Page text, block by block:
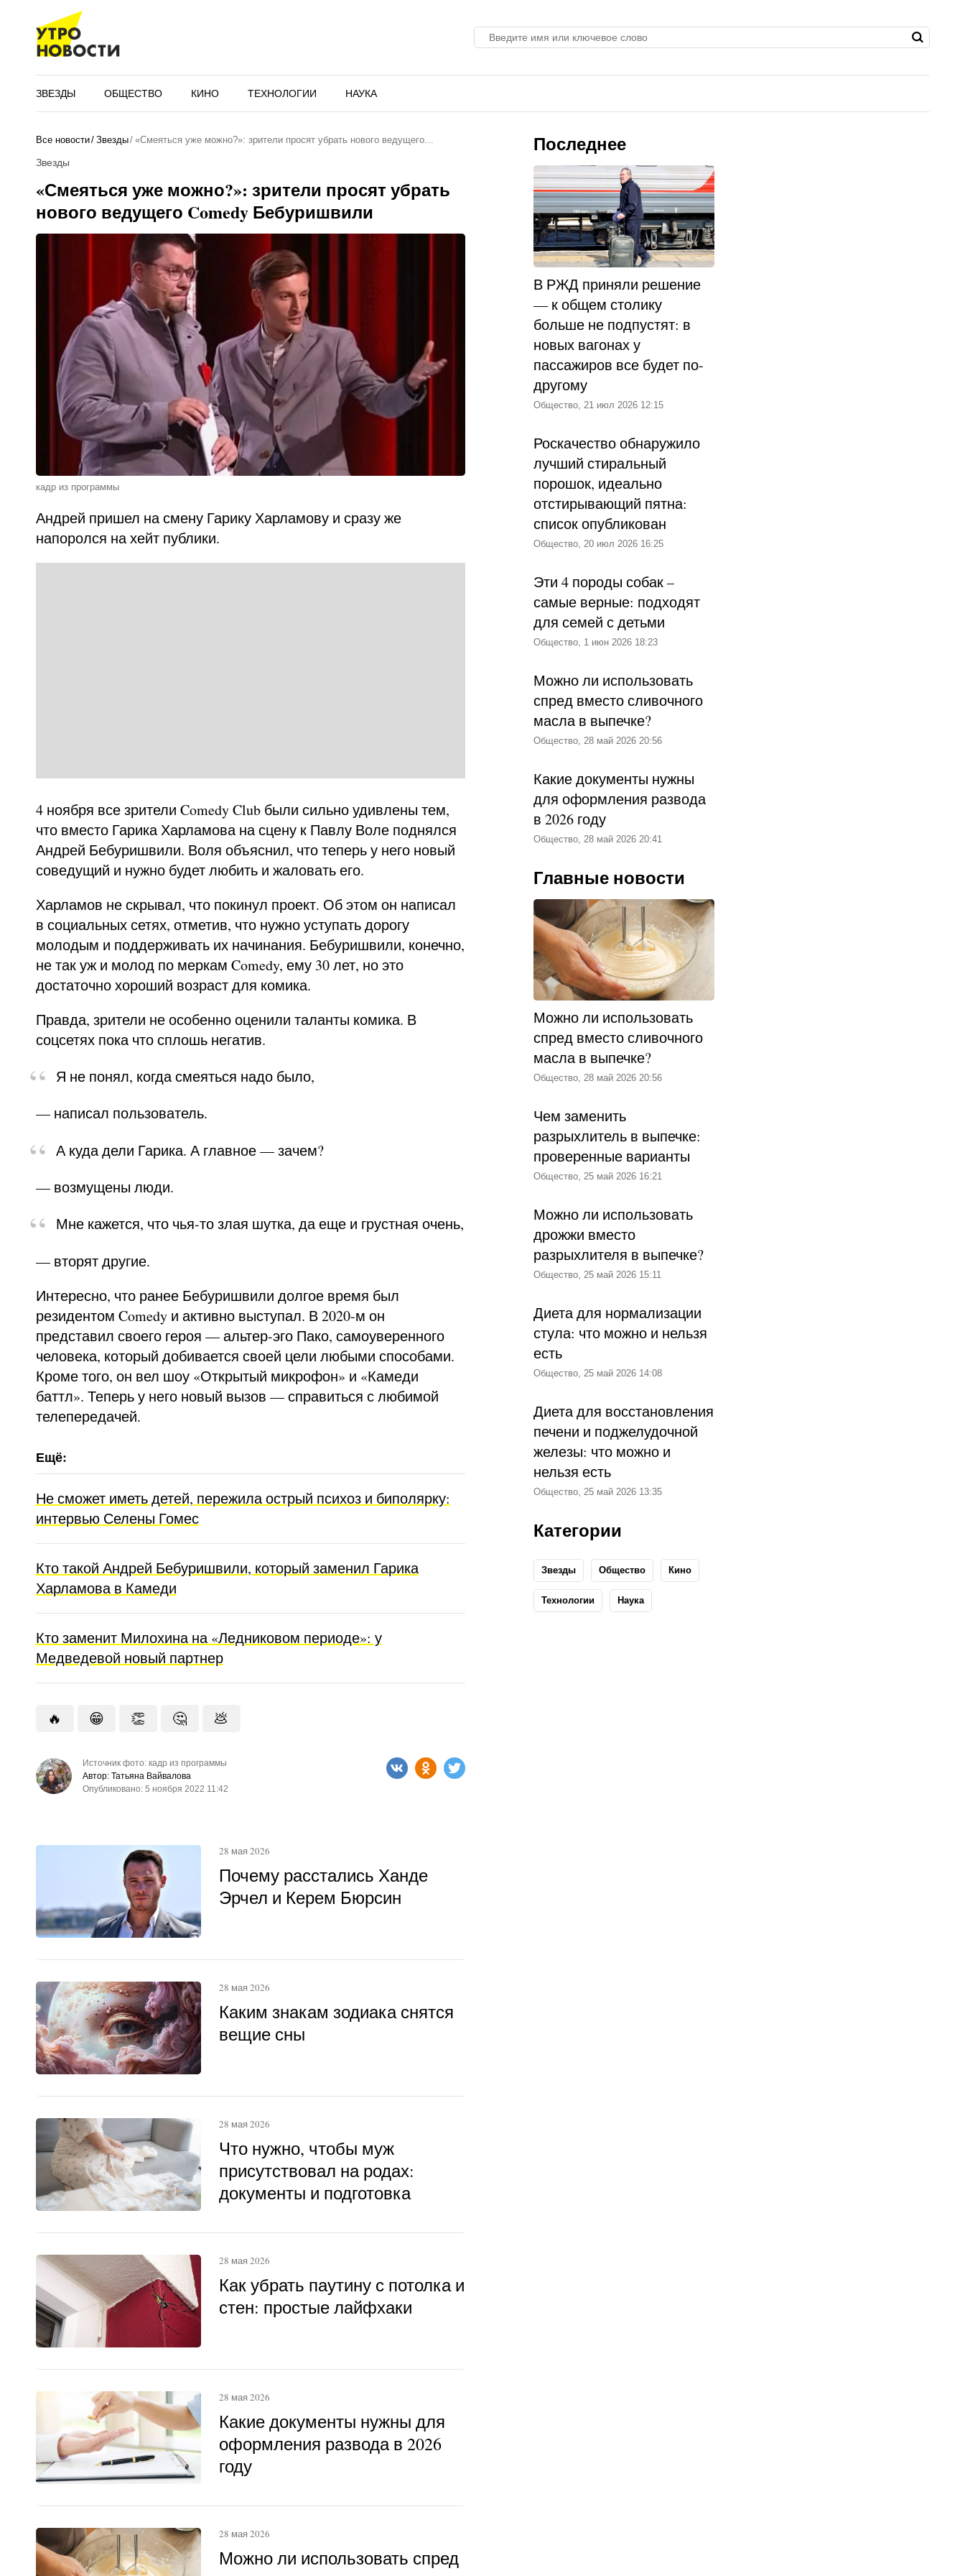
ЗВЕЗДЫ ОБЩЕСТВО КИНО ТЕХНОЛОГИИ НАУКА
Все новости Звезды «Смеяться уже можно?»: зрители просят убрать нового ведущего…
Звезды
«Смеяться уже можно?»: зрители просят убрать
нового ведущего Comedy Бебуришвили
кадр из программы
Андрей пришел на смену Гарику Харламову и сразу же
напоролся на хейт публики.
4 ноября все зрители Comedy Club были сильно удивлены тем,
что вместо Гарика Харламова на сцену к Павлу Воле поднялся
Андрей Бебуришвили. Воля объяснил, что теперь у него новый
соведущий и нужно будет любить и жаловать его.
Харламов не скрывал, что покинул проект. Об этом он написал
в социальных сетях, отметив, что нужно уступать дорогу
молодым и поддерживать их начинания. Бебуришвили, конечно,
не так уж и молод по меркам Comedy, ему 30 лет, но это
достаточно хороший возраст для комика.
Правда, зрители не особенно оценили таланты комика. В
соцсетях пока что сплошь негатив.
Я не понял, когда смеяться надо было,
— написал пользователь.
А куда дели Гарика. А главное — зачем?
— возмущены люди.
Мне кажется, что чья-то злая шутка, да еще и грустная очень,
— вторят другие.
Интересно, что ранее Бебуришвили долгое время был
резидентом Comedy и активно выступал. В 2020-м он
представил своего героя — альтер-эго Пако, самоуверенного
человека, который добивается своей цели любыми способами.
Кроме того, он вел шоу «Открытый микрофон» и «Камеди
баттл». Теперь у него новый вызов — справиться с любимой
телепередачей.
Не сможет иметь детей, пережила острый психоз и биполярку:
интервью Селены Гомес
Кто такой Андрей Бебуришвили, который заменил Гарика
Харламова в Камеди
Кто заменит Милохина на «Ледниковом периоде»: у
Медведевой новый партнер
🔥 😁 👏 🤔 💩
Источник фото: кадр из программы
Автор: Татьяна Вайвалова
Опубликовано: 5 ноября 2022 11:42
Почему расстались Ханде
Эрчел и Керем Бюрсин
28 мая 2026
Каким знакам зодиака снятся
вещие сны
28 мая 2026
Что нужно, чтобы муж
присутствовал на родах:
документы и подготовка
28 мая 2026
Как убрать паутину с потолка и
стен: простые лайфхаки
28 мая 2026
Какие документы нужны для
оформления развода в 2026
году
28 мая 2026
Можно ли использовать спред
28 мая 2026
Последнее
В РЖД приняли решение
— к общем столику
больше не подпустят: в
новых вагонах у
пассажиров все будет по-
другому
Общество, 21 июл 2026 12:15
Роскачество обнаружило
лучший стиральный
порошок, идеально
отстирывающий пятна:
список опубликован
Общество, 20 июл 2026 16:25
Эти 4 породы собак –
самые верные: подходят
для семей с детьми
Общество, 1 июн 2026 18:23
Можно ли использовать
спред вместо сливочного
масла в выпечке?
Общество, 28 май 2026 20:56
Какие документы нужны
для оформления развода
в 2026 году
Общество, 28 май 2026 20:41
Главные новости
Можно ли использовать
спред вместо сливочного
масла в выпечке?
Общество, 28 май 2026 20:56
Чем заменить
разрыхлитель в выпечке:
проверенные варианты
Общество, 25 май 2026 16:21
Можно ли использовать
дрожжи вместо
разрыхлителя в выпечке?
Общество, 25 май 2026 15:11
Диета для нормализации
стула: что можно и нельзя
есть
Общество, 25 май 2026 14:08
Диета для восстановления
печени и поджелудочной
железы: что можно и
нельзя есть
Общество, 25 май 2026 13:35
Категории
Звезды Общество Кино
Технологии Наука